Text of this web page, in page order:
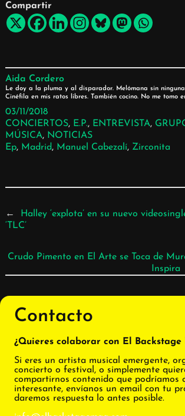
Compartir
Aida Cordero
Le doy a la pluma y al disparador. Melómana sin
Cinéfila en mis ratos libres. También cocino. No me tomo
03/11/2018
CONCIERTOS, E.P., ENTREVISTA,
MÚSICA, NOTICIAS
Ep, Madrid, Manuel Cabezalí, Zirconita
←
Halley ‘explota’ en su nuevo
‘TLC’
Crudo Pimento en El Arte se Toca de
Inspira
Contacto
¿Quieres colaborar con El Backstage
Si eres un artista musical emergente,
concierto o festival, o simplemente
compartirnos contenido que podríamos
interesante, envíanos un email con tu
daremos respuesta lo antes posible.